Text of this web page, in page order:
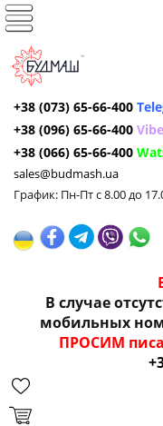
+38 (073) 65-66-400
+38 (096) 65-66-400
+38 (066) 65-66-400
sales@budmash.ua
График: Пн-Пт с 8.00 до
В случае
мобильных
ПРОСИМ